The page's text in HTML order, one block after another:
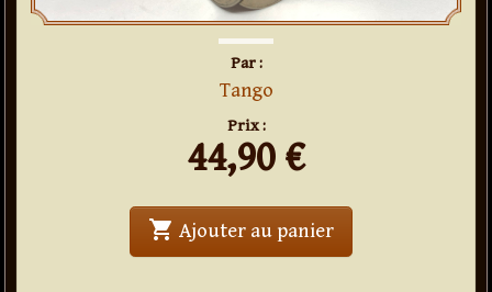
Par :
Tango
Prix :
44,90 €
shopping_cart Ajouter au panier' . Flipper Coin